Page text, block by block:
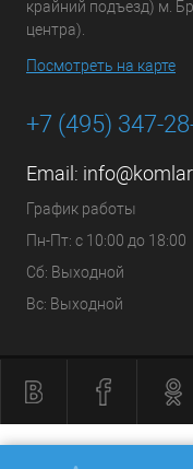
крайний подъезд) м.
центра).
Посмотреть на карте
+7 (495) 347-
Email:
График работы
Пн-Пт: с 10:00 до 18:00
Сб: Выходной
Вс: Выходной